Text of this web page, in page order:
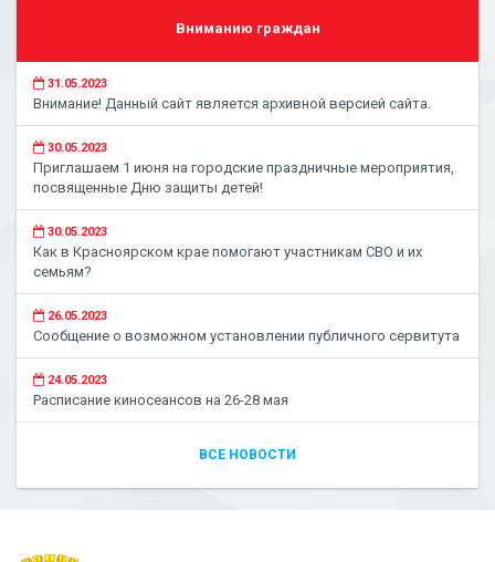
Вниманию граждан
31.05.2023
Внимание! Данный сайт является архивной версией сайта.
30.05.2023
Приглашаем 1 июня на городские праздничные мероприятия,
посвященные Дню защиты детей!
30.05.2023
Как в Красноярском крае помогают участникам СВО и их
семьям?
26.05.2023
Сообщение о возможном установлении публичного сервитута
24.05.2023
Расписание киносеансов на 26-28 мая
ВСЕ НОВОСТИ